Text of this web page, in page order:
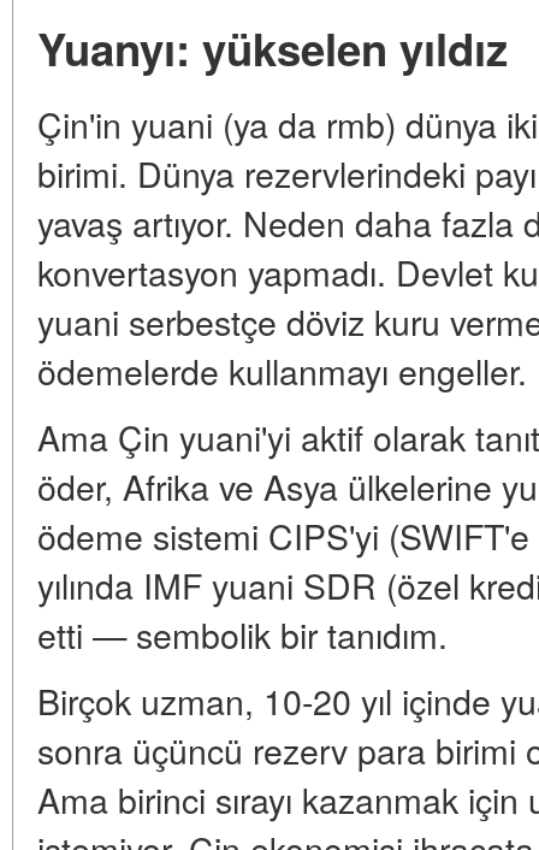
Yuanyı: yükselen yıldız
Çin'in yuani (ya da rmb) dünya
birimi. Dünya rezervlerindeki
yavaş artıyor. Neden daha
konvertasyon yapmadı. Devlet
yuani serbestçe döviz kuru
ödemelerde kullanmayı engeller.
Ama Çin yuani'yi aktif olarak
öder, Afrika ve Asya ülkelerine
ödeme sistemi CIPS'yi
yılında IMF yuani SDR (özel
etti — sembolik bir tanıdım.
Birçok uzman, 10-20 yıl içinde
sonra üçüncü rezerv para birimi
Ama birinci sırayı kazanmak